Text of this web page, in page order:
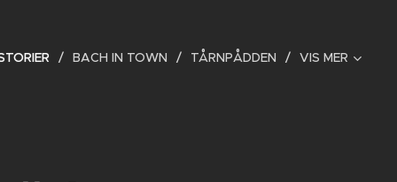
BACH IN TOWN TÅRNPÅDDEN VIS MER